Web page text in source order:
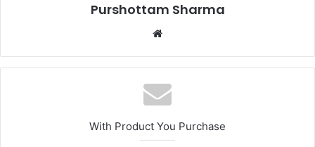
Purshottam Sharma
b
s
i
e
With Product You Purchase